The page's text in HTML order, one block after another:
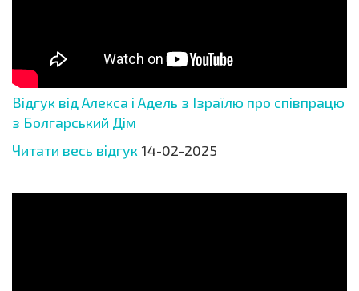
Відгук від Алекса і Адель з Ізраїлю про співпрацю
з Болгарський Дім
Читати весь відгук 14-02-2025